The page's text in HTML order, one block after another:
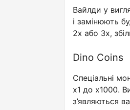
Вайлди у
і замінюють
2x або 3x,
Dino Coins
Спеціальні
x1 до x1000.
з’являються